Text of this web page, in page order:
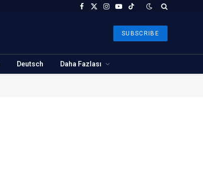
Facebook
X
Instagram
YouTubeTikTok
SUBSCRIBE
Deutsch Daha Fazlası